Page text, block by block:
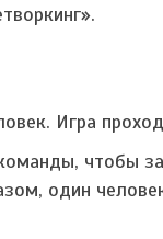
Игра
чтобы
один